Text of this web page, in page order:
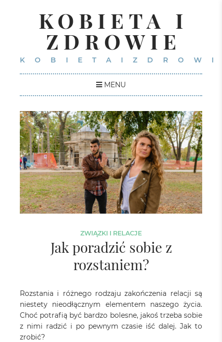
KOBIETA I
ZDROWIE
MENU
ZWIĄZKI I RELACJE
Jak poradzić sobie z
rozstaniem?
Rozstania i różnego rodzaju zakończenia relacji są
niestety nieodłącznym elementem naszego życia.
Choć potrafią być bardzo bolesne, jakoś trzeba sobie
z nimi radzić i po pewnym czasie iść dalej. Jak to
zrobić?